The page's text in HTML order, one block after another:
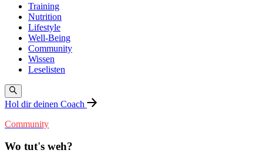
Training
Nutrition
Lifestyle
Well-Being
Community
Wissen
Leselisten
Hol dir deinen Coach
Community
Wo tut's weh?